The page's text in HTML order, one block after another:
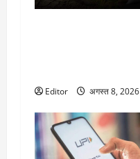
Editor अगस्त 8, 2026